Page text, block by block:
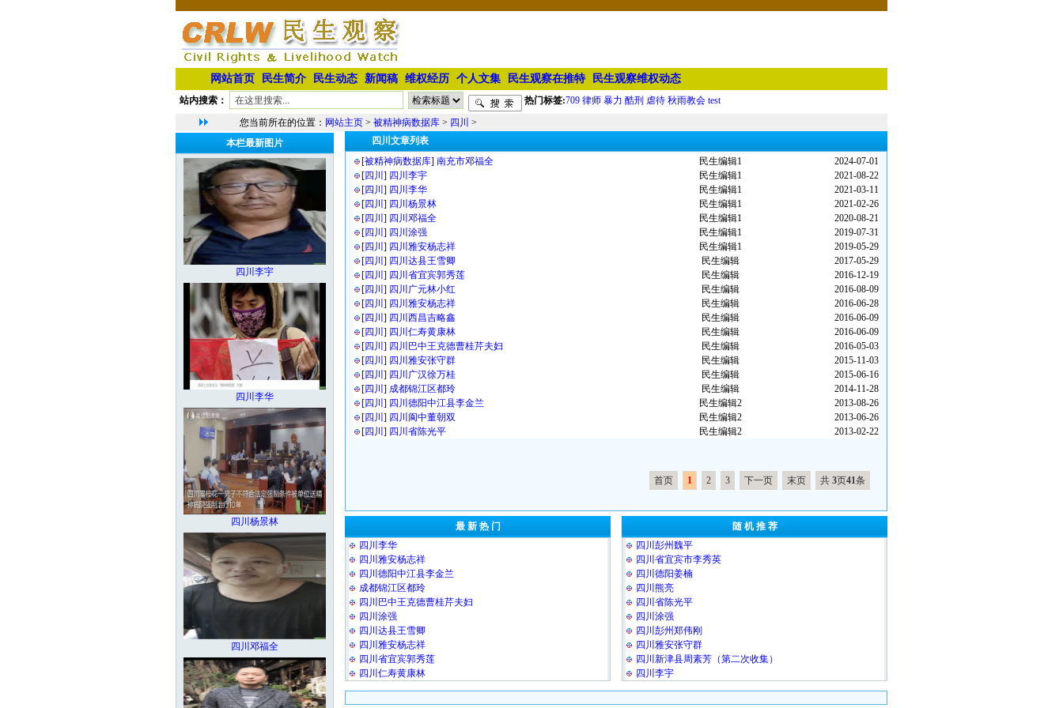
网站首页 民生简介 民生动态 新闻稿 维权经历 个人文集 民生观察在推特 民生观察维权动态
站内搜索： 热门标签:709 律师 暴力 酷刑 虐待 秋雨教会 test
您当前所在的位置： 网站主页 > 被精神病数据库 > 四川 >
本栏最新图片
四川李宇
四川李华
四川杨景林
四川邓福全
四川文章列表
[被精神病数据库] 南充市邓福全 民生编辑1
2024-07-01
[四川 ] 四川李宇 民生编辑1
2021-08-22
[四川 ] 四川李华 民生编辑1
2021-03-11
[四川 ] 四川杨景林 民生编辑1
2021-02-26
[四川 ] 四川邓福全 民生编辑1
2020-08-21
[四川 ] 四川涂强 民生编辑1
2019-07-31
[四川 ] 四川雅安杨志祥 民生编辑1
2019-05-29
[四川 ] 四川达县王雪卿 民生编辑
2017-05-29
[四川 ] 四川省宜宾郭秀莲 民生编辑
2016-12-19
[四川 ] 四川广元林小红 民生编辑
2016-08-09
[四川 ] 四川雅安杨志祥 民生编辑
2016-06-28
[四川 ] 四川西昌吉略鑫 民生编辑
2016-06-09
[四川 ] 四川仁寿黄康林 民生编辑
2016-06-09
[四川 ] 四川巴中王克德曹桂芹夫妇 民生编辑
2016-05-03
[四川 ] 四川雅安张守群 民生编辑
2015-11-03
[四川 ] 四川广汉徐万桂 民生编辑
2015-06-16
[四川 ] 成都锦江区都玲 民生编辑
2014-11-28
[四川 ] 四川德阳中江县李金兰 民生编辑2
2013-08-26
[四川 ] 四川阆中董朝双 民生编辑2
2013-06-26
[四川 ] 四川省陈光平 民生编辑2 2013-02-22
首页 1 2 3 下一页 末页 共 3页41条
最 新 热 门
四川李华
四川雅安杨志祥
四川德阳中江县李金兰
成都锦江区都玲
四川巴中王克德曹桂芹夫妇
四川涂强
四川达县王雪卿
四川雅安杨志祥
四川省宜宾郭秀莲
四川仁寿黄康林
随 机 推 荐
四川彭州魏平
四川省宜宾市李秀英
四川德阳姜楠
四川熊亮
四川省陈光平
四川涂强
四川彭州郑伟刚
四川雅安张守群
四川新津县周素芳（第二次收集）
四川李宇